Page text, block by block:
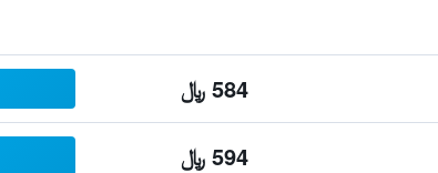
584 ﷼
594 ﷼